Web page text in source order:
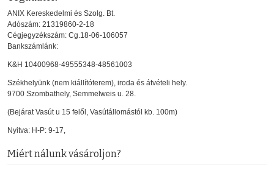
ANIX Kereskedelmi és Szolg. Bt.
Adószám: 21319860-2-18
Cégjegyzékszám: Cg.18-06-106057
Bankszámlánk:
K&H 10400968-49555348-48561003
Székhelyünk (nem kiállítóterem), iroda és átvételi hely.
9700 Szombathely, Semmelweis u. 28.
(Bejárat Vasút u 15 felől, Vasútállomástól kb. 100m)
Nyitva: H-P: 9-17,
Miért nálunk vásároljon?